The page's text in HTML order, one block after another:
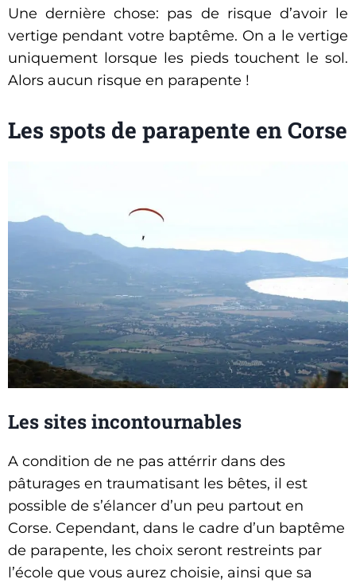
Une dernière chose: pas de risque d’avoir le
vertige pendant votre baptême. On a le vertige
uniquement lorsque les pieds touchent le sol.
Alors aucun risque en parapente !
Les spots de parapente en Corse
Les sites incontournables
A condition de ne pas attérrir dans des
pâturages en traumatisant les bêtes, il est
possible de s’élancer d’un peu partout en
Corse. Cependant, dans le cadre d’un baptême
de parapente, les choix seront restreints par
l’école que vous aurez choisie, ainsi que sa